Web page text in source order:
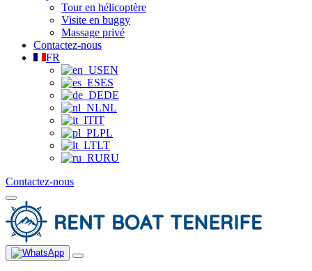
Tour en hélicoptère
Visite en buggy
Massage privé
Contactez-nous
FR
EN
ES
DE
NL
IT
PL
LT
RU
Contactez-nous